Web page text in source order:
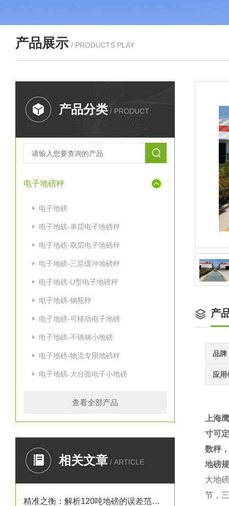
产品展示 / PRODUCTS PLAY
产品分类 / PRODUCT
电子地磅秤
电子地磅
电子地磅-单层电子地磅秤
电子地磅-双层电子地磅秤
电子地磅-三层缓冲地磅秤
电子地磅-U型电子地磅秤
电子地磅-钢瓶秤
电子地磅-可移动电子地磅
电子地磅-不锈钢小地磅
电子地磅-物流专用地磅秤
电子地磅-大台面电子小地磅
查看全部产品
相关文章 / ARTICLE
精准之衡：解析120吨地磅的误差范围与管理实践
产
品牌
应用
上海
寸可
数秤
地磅
大地
节，